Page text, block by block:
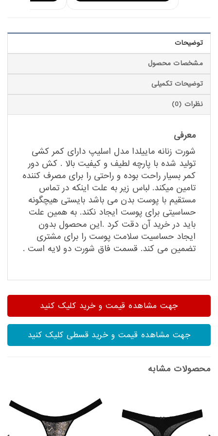
توضیحات
مشخصات محصول
توضیحات تکمیلی
نظرات (0)
معرفی
شورت زنانه ماییلدا مدل اسلیپ دارای کمر کشی
تولید شده با پارچه لطیف و کیفیت بالا . کش دور
کمر بسیار راحت بوده و راحتی را برای مصرف کننده
تامین میکند. لباس زیر به علت اینکه در تماس
مستقیم با پوست بدن می باشد بایستی هیچگونه
حساسیتی برای پوست ایجاد نکند. به همین علت
باید در خرید آن دقت کرد .این محصول بدون
ایجاد حساسیت سلامت پوست را برای مشتری
تضمین می کند. قسمت فاق شورت دو لایه است .
جهت مشاهده قیمت و خرید کلیک کنید
جهت مشاهده قیمت و خرید قسطی کلیک کنید
محصولات مشابه